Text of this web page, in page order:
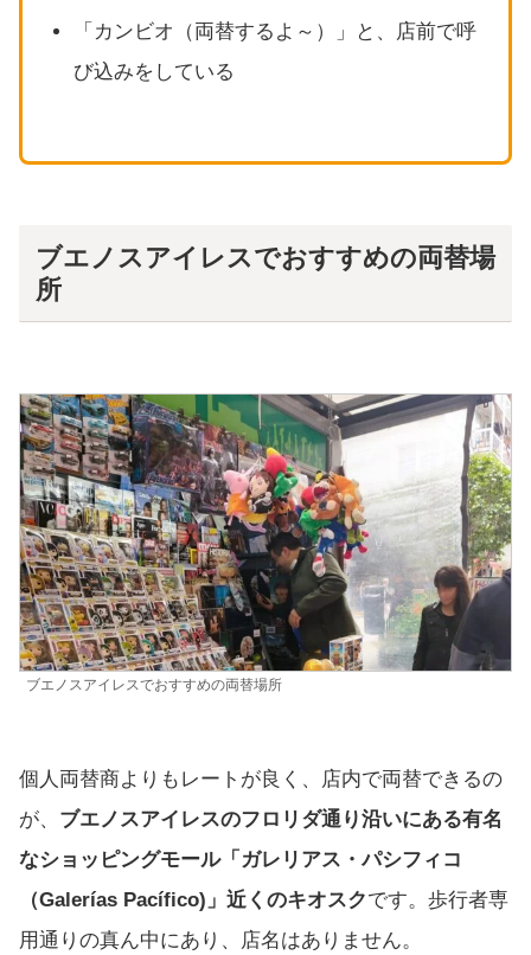
「カンビオ（両替するよ～）」と、店前で呼
び込みをしている
ブエノスアイレスでおすすめの両替場
所
ブエノスアイレスでおすすめの両替場所
個人両替商よりもレートが良く、店内で両替できるの
が、 ブエノスアイレスのフロリダ通り沿いにある有名
なショッピングモール「ガレリアス・パシフィコ
（Galerías Pacífico)」近くのキオスクです。歩行者専
用通りの真ん中にあり、店名はありません。